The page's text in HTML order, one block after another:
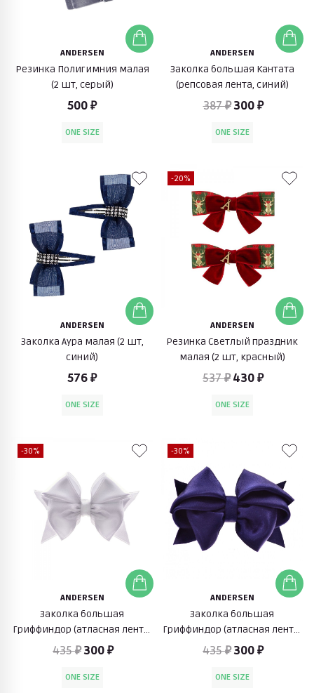
ANDERSEN
Резинка Полигимния малая
(2 шт, серый)
500 ₽
ONE SIZE
ANDERSEN
Заколка большая Кантата
(репсовая лента, синий)
387 ₽300 ₽
ONE SIZE
ANDERSEN
Заколка Аура малая (2 шт,
синий)
576 ₽
ONE SIZE
-20%
ANDERSEN
Резинка Светлый праздник
малая (2 шт, красный)
537 ₽ 430 ₽
ONE SIZE
-30%
ANDERSEN
Заколка большая
Гриффиндор (атласная лента,
белый)
435 ₽300 ₽
ONE SIZE
-30%
ANDERSEN
Заколка большая
Гриффиндор (атласная лента,
синий)
435 ₽300 ₽
ONE SIZE